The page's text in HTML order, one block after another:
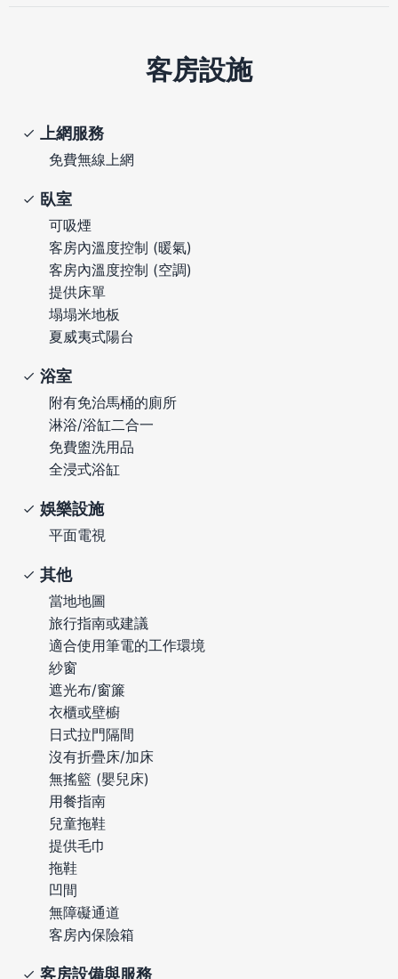
客房設施
上網服務
免費無線上網
臥室
可吸煙
客房內溫度控制 (暖氣)
客房內溫度控制 (空調)
提供床單
塌塌米地板
夏威夷式陽台
浴室
附有免治馬桶的廁所
淋浴/浴缸二合一
免費盥洗用品
全浸式浴缸
娛樂設施
平面電視
其他
當地地圖
旅行指南或建議
適合使用筆電的工作環境
紗窗
遮光布/窗簾
衣櫃或壁櫥
日式拉門隔間
沒有折疊床/加床
無搖籃 (嬰兒床)
用餐指南
兒童拖鞋
提供毛巾
拖鞋
凹間
無障礙通道
客房內保險箱
客房設備與服務